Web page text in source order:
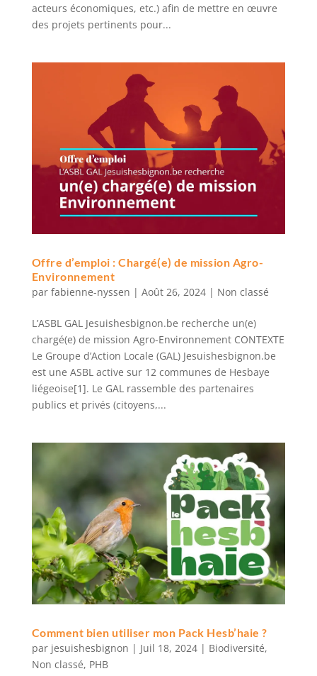
acteurs économiques, etc.) afin de mettre en œuvre
des projets pertinents pour...
Offre d’emploi : Chargé(e) de mission Agro-
Environnement
par fabienne-nyssen | Août 26, 2024| Non classé
L’ASBL GAL Jesuishesbignon.be recherche un(e)
chargé(e) de mission Agro-Environnement CONTEXTE
Le Groupe d’Action Locale (GAL) Jesuishesbignon.be
est une ASBL active sur 12 communes de Hesbaye
liégeoise[1]. Le GAL rassemble des partenaires
publics et privés (citoyens,...
Comment bien utiliser mon Pack Hesb’haie ?
par jesuishesbignon | Juil 18, 2024| Biodiversité,
Non classé, PHB